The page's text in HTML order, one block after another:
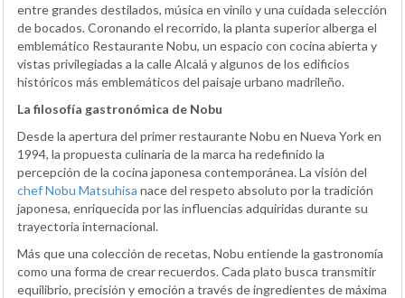
entre grandes destilados, música en vinilo y una cuidada selección
de bocados. Coronando el recorrido, la planta superior alberga el
emblemático Restaurante Nobu, un espacio con cocina abierta y
vistas privilegiadas a la calle Alcalá y algunos de los edificios
históricos más emblemáticos del paisaje urbano madrileño.
La filosofía gastronómica de Nobu
Desde la apertura del primer restaurante Nobu en Nueva York en
1994, la propuesta culinaria de la marca ha redefinido la
percepción de la cocina japonesa contemporánea. La visión del
chef Nobu Matsuhisa nace del respeto absoluto por la tradición
japonesa, enriquecida por las influencias adquiridas durante su
trayectoria internacional.
Más que una colección de recetas, Nobu entiende la gastronomía
como una forma de crear recuerdos. Cada plato busca transmitir
equilibrio, precisión y emoción a través de ingredientes de máxima